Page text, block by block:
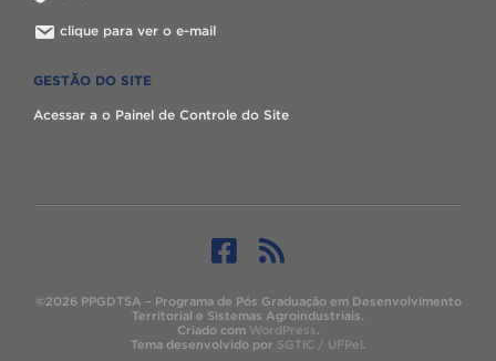
clique para ver o e-mail
GESTÃO DO SITE
Acessar a o Painel de Controle do Site
©2026 PPGDTSA – Programa de Pós Graduação em Desenvolvimento
Territorial e Sistemas Agroindustriais.
Criado com WordPress.
Tema desenvolvido por SGTIC / UFPel.